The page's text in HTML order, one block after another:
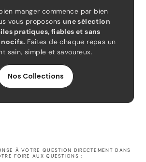
manger commence par bien
vous proposons une sélection
pratiques, fiables et sans
Faites de chaque repas un
sain, simple et savoureux.
Nos Collections
À VOTRE QUESTION DIRECTEMENT DANS
FOIRE AUX QUESTIONS :